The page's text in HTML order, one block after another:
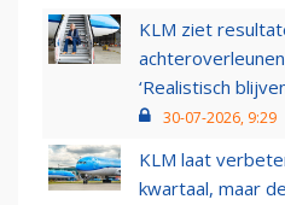
KLM ziet
‘Realistisch
30-07-2026, 9:29
KLM laat
kwartaal, maar